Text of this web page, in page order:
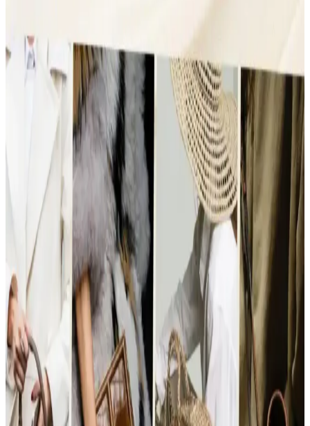
pratik paketleme ve taşınabilirlik sunar. Elektronik cihazlar,
kıyafetler ve kişisel eşyalar düzenli şekilde taşınabilir.
22.5L ve Kişisel Eşya ile Seyahat veya Tek 30L Sırt
Çantası Tercihi: Hava Yolu Kısıtlamaları ve Konfor
Seyahatlerde 22.5L sırt çantası ve kişisel eşya kombinasyonu ile tek
28-30L sırt çantası arasındaki avantajlar, hava yolu kısıtlamaları ve
taşıma konforu açısından karşılaştırılıyor.
Kludde MPL22 ve Sling Çantalar: Tasarım
Özellikleri, Kullanıcı Deneyimleri ve Eleştiriler
Kludde MPL22 ve sling çantalar, hafiflik ve konfor sunarken ön cep
erişimi ve fermuar tasarımı gibi tasarım detayları kullanıcılar arasında
tartışma yaratıyor. Kullanıcı deneyimleri ürünlerin işlevselliğini
etkiliyor.
Gerçek Seyahat Deneyimleriyle Onaylanmış
Dayanıklı ve Fonksiyonel Seyahat Çantaları Seçimi
Seyahat çantası seçiminde dayanıklılık, konfor ve organizasyon ön
plandadır. Kullanıcı deneyimleri, kaliteli malzeme ve ergonomik
tasarımların uzun ömürlü ve pratik çözümler sunduğunu
göstermektedir.
Seyahatler İçin Çok Amaçlı Ayakkabı Seçimi:
Konfor, Dayanıklılık ve Kullanım Önerileri